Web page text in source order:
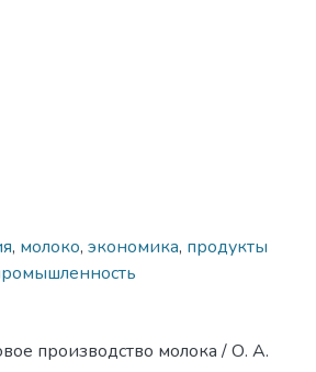
, молоко, экономика, продукты
производство молока / О. А.